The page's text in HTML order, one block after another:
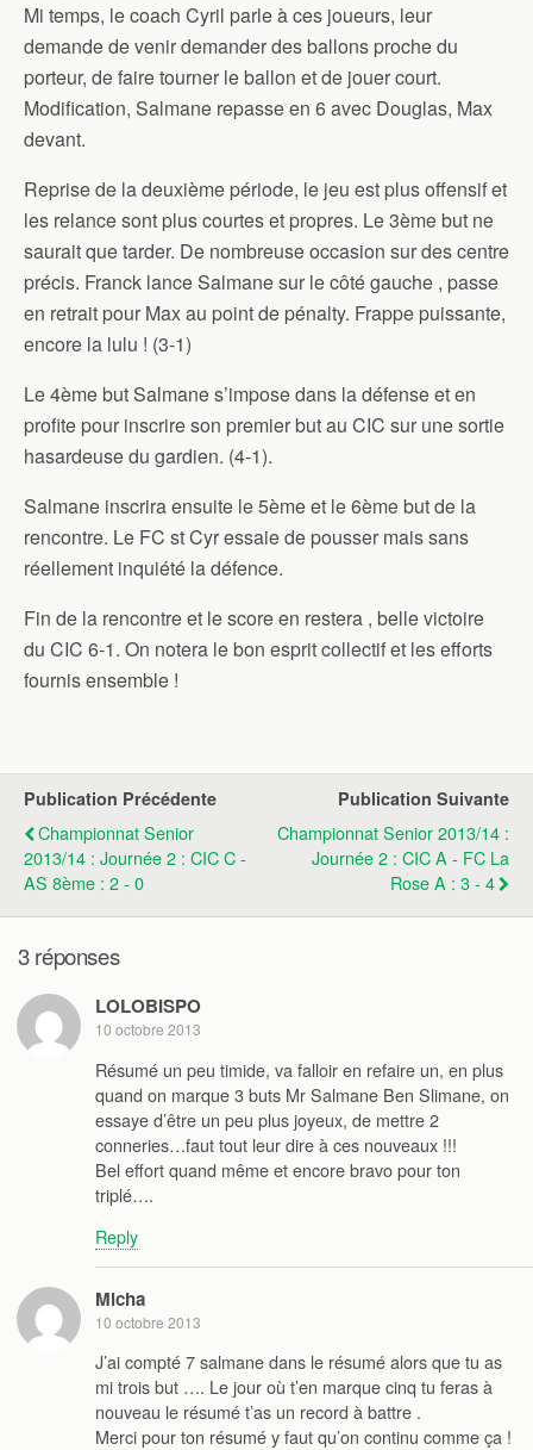
Mi temps, le coach Cyril parle à ces joueurs, leur
demande de venir demander des ballons proche du
porteur, de faire tourner le ballon et de jouer court.
Modification, Salmane repasse en 6 avec Douglas, Max
devant.
Reprise de la deuxième période, le jeu est plus offensif et
les relance sont plus courtes et propres. Le 3ème but ne
saurait que tarder. De nombreuse occasion sur des centre
précis. Franck lance Salmane sur le côté gauche , passe
en retrait pour Max au point de pénalty. Frappe puissante,
encore la lulu ! (3-1)
Le 4ème but Salmane s’impose dans la défense et en
profite pour inscrire son premier but au CIC sur une sortie
hasardeuse du gardien. (4-1).
Salmane inscrira ensuite le 5ème et le 6ème but de la
rencontre. Le FC st Cyr essaie de pousser mais sans
réellement inquiété la défence.
Fin de la rencontre et le score en restera , belle victoire
du CIC 6-1. On notera le bon esprit collectif et les efforts
fournis ensemble !
Publication Précédente
Championnat Senior
2013/14 : Journée 2 : CIC C -
AS 8ème : 2 - 0
Publication Suivante
Championnat Senior 2013/14 :
Journée 2 : CIC A - FC La
Rose A : 3 - 4
3 réponses
LOLOBISPO
10 octobre 2013
Résumé un peu timide, va falloir en refaire un, en plus
quand on marque 3 buts Mr Salmane Ben Slimane, on
essaye d’être un peu plus joyeux, de mettre 2
conneries…faut tout leur dire à ces nouveaux !!!
Bel effort quand même et encore bravo pour ton
triplé….
Reply
Micha
10 octobre 2013
J’ai compté 7 salmane dans le résumé alors que tu as
mi trois but …. Le jour où t’en marque cinq tu feras à
nouveau le résumé t’as un record à battre .
Merci pour ton résumé y faut qu’on continu comme ça !